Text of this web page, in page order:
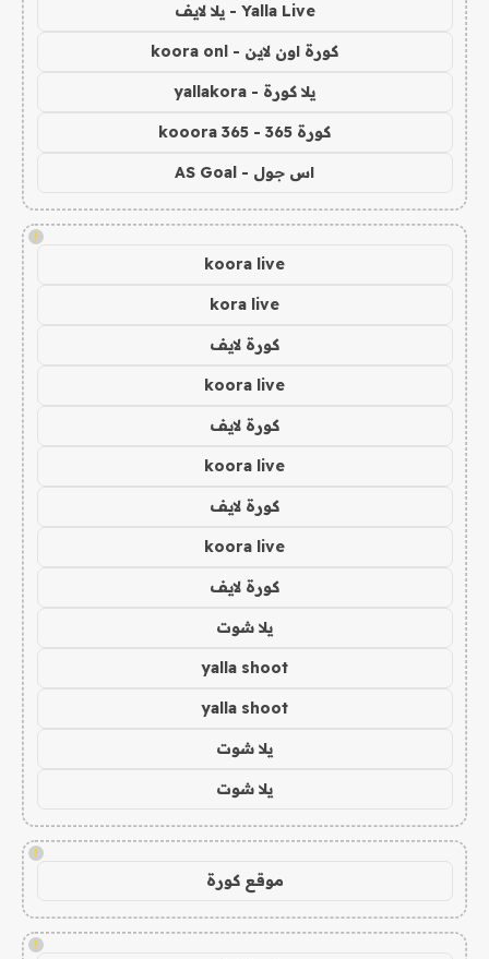
Yalla Live - يلا لايف
كورة اون لاين - koora onl
يلا كورة - yallakora
كورة 365 - kooora 365
اس جول - AS Goal
!
koora live
kora live
كورة لايف
koora live
كورة لايف
koora live
كورة لايف
koora live
كورة لايف
يلا شوت
yalla shoot
yalla shoot
يلا شوت
يلا شوت
!
موقع كورة
!